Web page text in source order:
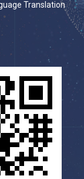
Translation